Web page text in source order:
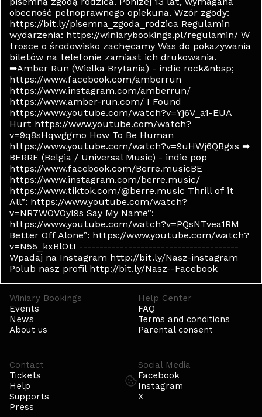
obecność pełnoprawnego opiekuna. Wzór zgody:
https://bit.ly/pisemna_zgoda_rodzica Regulamin
wydarzenia: https://winiarybookings.pl/regulamin/ W
trosce o środowisko zachęcamy Was do pokazywania
biletów na telefonie zamiast ich drukowania.
➡Amber Run (Wielka Brytania) - indie rock&nbsp;
https://www.facebook.com/amberrun
https://www.instagram.com/amberrun/
https://www.amber-run.com/ I Found
https://www.youtube.com/watch?v=Yj6V_a1-EUA
Hurt https://www.youtube.com/watch?
v=9q8sHqwggmo How To Be Human
https://www.youtube.com/watch?v=9uHWj6QBgxs ➡
BERRE (Belgia / Universal Music) - indie pop
https://www.facebook.com/Berre.musicBE
https://www.instagram.com/berre.music/
https://www.tiktok.com/@berre.music Thrill of it
All”: https://www.youtube.com/watch?
v=NR7WOVOyl9s Say My Name”:
https://www.youtube.com/watch?v=PQsNTvea1RM
Better Off Alone”: https://www.youtube.com/watch?
v=N55_kxBlOtI ---------------------------------------
Wpadaj na Instagram http://bit.ly/Nasz-instagram
Polub nasz profil http://bit.ly/Nasz--Facebook
Winiary Bookings
Events
News
About us
Help Center
FAQ
Terms and conditions
Parental consent
Contact
Tickets
Help
Supports
Press
Social Media
Facebook
Instagram
X